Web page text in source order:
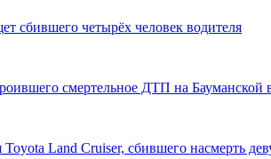
сбившего четырёх человек водителя
смертельное ДТП на Бауманской
Land Cruiser, сбившего насмерть